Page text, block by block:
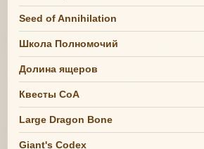
Seed of Annihilation
Школа Полномочий
Долина ящеров
Квесты СоА
Large Dragon Bone
Giant's Codex